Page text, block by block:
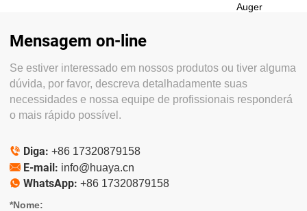
Auger
Mensagem on-line
Se estiver interessado em nossos produtos ou tiver alguma
dúvida, por favor, descreva detalhadamente suas
necessidades e nossa equipe de profissionais responderá
o mais rápido possível.
 Diga: +86 17320879158
 E-mail: info@huaya.cn
 WhatsApp: +86 17320879158
*Nome: